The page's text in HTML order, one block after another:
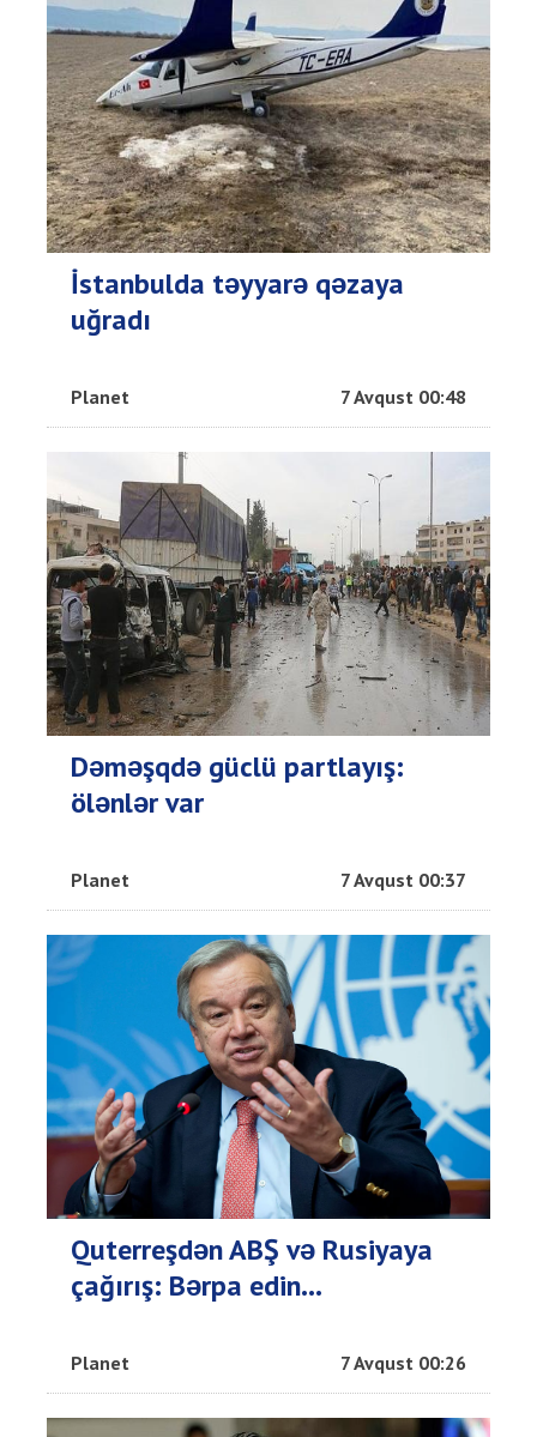
İstanbulda təyyarə qəzaya
uğradı
Planet 7 Avqust 00:48
Dəməşqdə güclü partlayış:
ölənlər var
Planet 7 Avqust 00:37
Quterreşdən ABŞ və Rusiyaya
çağırış: Bərpa edin...
Planet 7 Avqust 00:26